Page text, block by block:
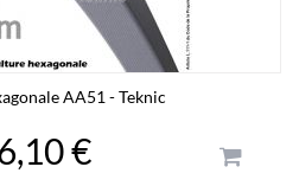
AA51 - Teknic
€